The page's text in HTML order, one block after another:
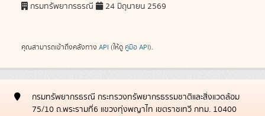
กรมทรัพยากรธรณี 24 มิถุนายน 2569
คุณสามารถเข้าถึงคลังทาง API (ให้ดู คู่มือ API).
กรมทรัพยากรธรณี กระทรวงทรัพยากรธรรมชาติและสิ่งแวดล้อม
75/10 ถ.พระรามที่6 แขวงทุ่งพญาไท เขตราชเทวี กทม. 10400